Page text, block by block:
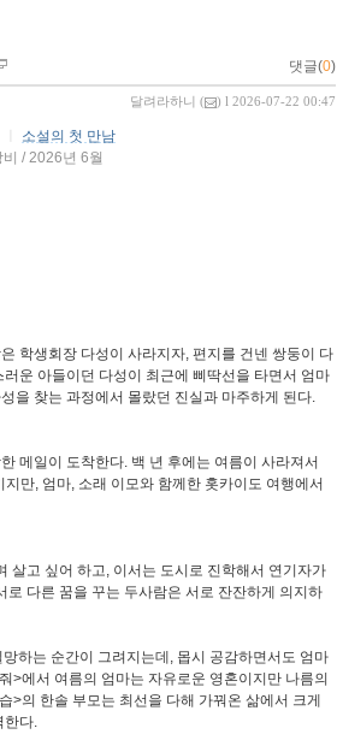
댓글(0)
달려라하니 ( ) l 2026-07-22 00:47
소설의 첫 만남
/ 2026년 6월
학생회장 다성이 사라지자, 편지를 건넨 쌍둥이 다
운 아들이던 다성이 최근에 삐딱선을 타면서 엄마
을 찾는 과정에서 몰랐던 진실과 마주하게 된다.
메일이 도착한다. 백 년 후에는 여름이 사라져서
만, 엄마, 소래 이모와 함께한 홋카이도 여행에서
살고 싶어 하고, 이서는 도시로 진학해서 연기자가
다른 꿈을 꾸는 두사람은 서로 잔잔하게 의지하
하는 순간이 그려지는데, 몹시 공감하면서도 엄마
>에서 여름의 엄마는 자유로운 영혼이지만 나름의
>의 한솔 부모는 최선을 다해 가꿔온 삶에서 크게
한다.